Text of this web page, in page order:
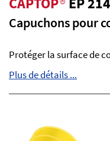
Capuchons pour
Protéger la surface de
Plus de détails ...